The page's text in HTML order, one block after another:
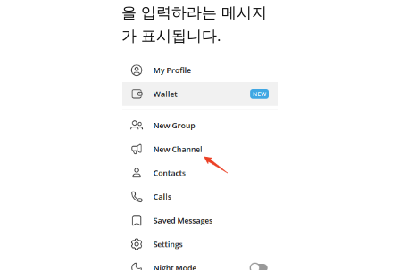
을 입력하라는 메시지
가 표시됩니다.